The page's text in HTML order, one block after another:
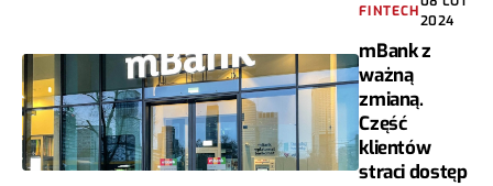
FINTECH
2024
mBank z
ważną
zmianą.
Część
klientów
straci dostęp